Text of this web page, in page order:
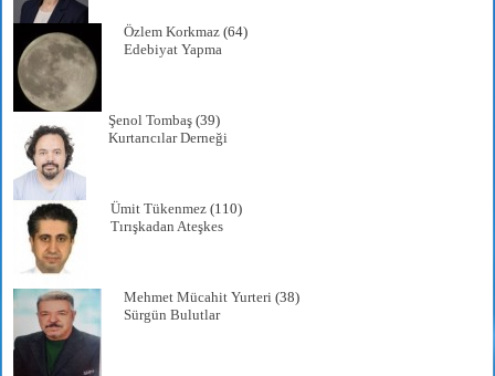
Özlem Korkmaz (64)
Edebiyat Yapma
Şenol Tombaş (39)
Kurtarıcılar Derneği
Ümit Tükenmez (110)
Tırışkadan Ateşkes
Mehmet Mücahit Yurteri (38)
Sürgün Bulutlar